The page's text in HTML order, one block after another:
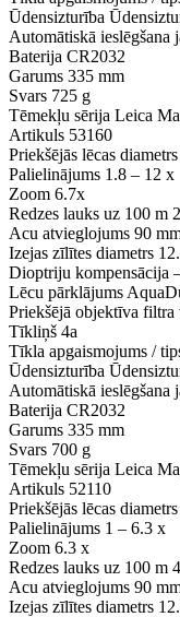
Ūdensizturība
Automātiskā ieslēgšana
Baterija CR2032
Garums 335 mm
Svars 725 g
Tēmekļu sērija Leica
Artikuls 53160
Priekšējās lēcas diametrs
Palielinājums 1.8 – 12 x
Zoom 6.7x
Redzes lauks uz 100 m
Acu atvieglojums 90
Izejas zīlītes diametrs
Dioptriju kompensācija
Lēcu pārklājums
Priekšējā objektīva filtra
Tīkliņš 4a
Tīkla apgaismojums /
Ūdensizturība
Automātiskā ieslēgšana
Baterija CR2032
Garums 335 mm
Svars 700 g
Tēmekļu sērija Leica
Artikuls 52110
Priekšējās lēcas diametrs
Palielinājums 1 – 6.3 x
Zoom 6.3 x
Redzes lauks uz 100 m
Acu atvieglojums 90
Izejas zīlītes diametrs